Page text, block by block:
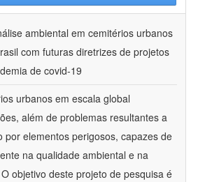
ambiental em cemitérios urbanos
com futuras diretrizes de projetos
de covid-19
urbanos em escala global
além de problemas resultantes a
por elementos perigosos, capazes de
na qualidade ambiental e na
objetivo deste projeto de pesquisa é